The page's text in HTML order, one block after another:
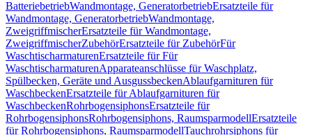
BatteriebetriebWandmontage, GeneratorbetriebErsatzteile für
Wandmontage, GeneratorbetriebWandmontage,
ZweigriffmischerErsatzteile für Wandmontage,
ZweigriffmischerZubehörErsatzteile für ZubehörFür
WaschtischarmaturenErsatzteile für Für
WaschtischarmaturenApparateanschlüsse für Waschplatz,
Spülbecken, Geräte und AusgussbeckenAblaufgarnituren für
WaschbeckenErsatzteile für Ablaufgarnituren für
WaschbeckenRohrbogensiphonsErsatzteile für
RohrbogensiphonsRohrbogensiphons, RaumsparmodellErsatzteile
für Rohrbogensiphons, RaumsparmodellTauchrohrsiphons für